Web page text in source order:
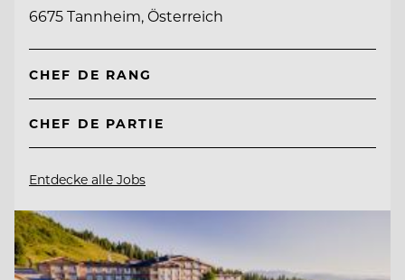
6675 Tannheim, Österreich
CHEF DE RANG
CHEF DE PARTIE
Entdecke alle Jobs